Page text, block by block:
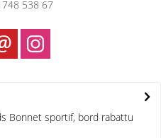
538 67
Bonnet sportif, bord rabattu